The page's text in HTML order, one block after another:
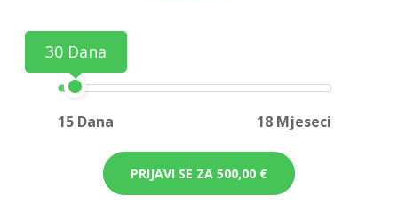
30 Dana
15 Dana 18 Mjeseci
PRIJAVI SE ZA 500,00 €